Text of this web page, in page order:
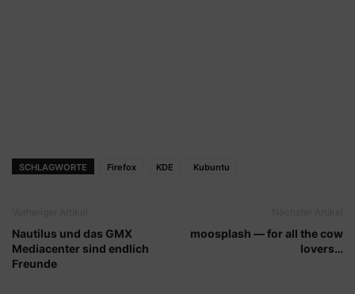
SCHLAGWORTE Firefox KDE Kubuntu
Nautilus und das GMX
Mediacenter sind endlich
Freunde
moosplash — for all the cow
lovers…